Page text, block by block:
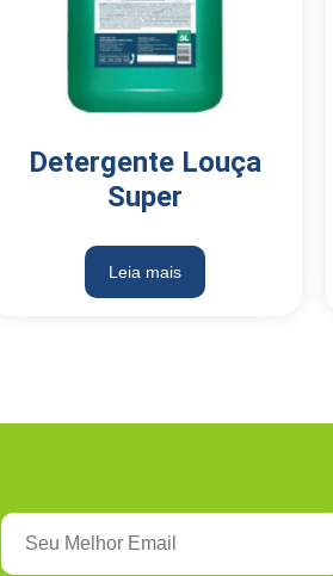
Detergente Louça
Super
Leia mais